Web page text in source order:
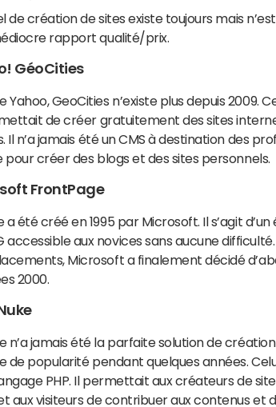
de création de sites existe toujours mais
rapport qualité/prix.
GéoCities
Yahoo, GeoCities n’existe plus depuis 2009.
de créer gratuitement des sites
Il n’a jamais été un CMS à destination des
pour créer des blogs et des sites personnels.
FrontPage
a été créé en 1995 par Microsoft. Il s’agit
accessible aux novices sans aucune
Microsoft a finalement décidé
2000.
n’a jamais été la parfaite solution de
de popularité pendant quelques années.
PHP. Il permettait aux créateurs de
aux visiteurs de contribuer aux contenus et